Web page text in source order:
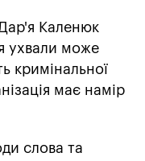
Каленюк
ухвали може
кримінальної
має намір
слова та